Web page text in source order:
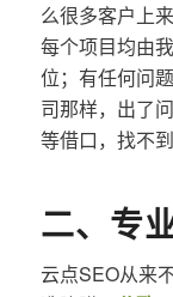
么很多客户上
每个项目均由
位；有任何问
司那样，出了
等借口，找不到
二、专
云点SEO从来